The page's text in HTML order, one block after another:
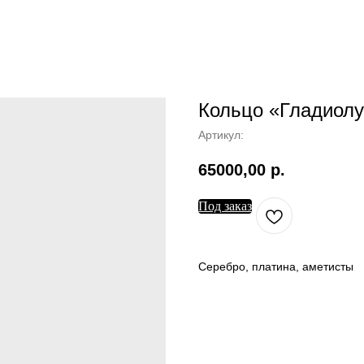
Кольцо
Артикул:
65000,00 р.
Под заказ
Серебро, платина, аметисты